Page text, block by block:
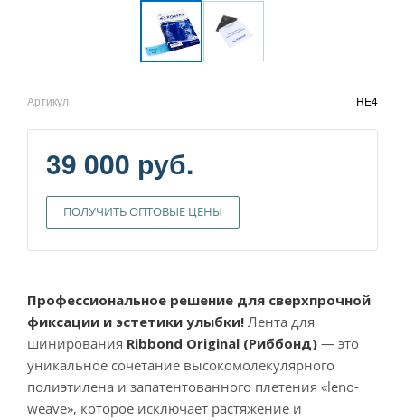
Артикул RE4
39 000 руб.
ПОЛУЧИТЬ ОПТОВЫЕ ЦЕНЫ
Профессиональное решение для сверхпрочной
фиксации и эстетики улыбки! Лента для
шинирования Ribbond Original (Риббонд) — это
уникальное сочетание высокомолекулярного
полиэтилена и запатентованного плетения «leno-
weave», которое исключает растяжение и